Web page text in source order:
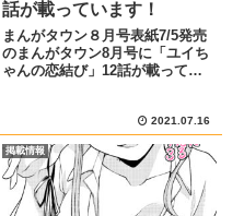
話が載っています！
まんがタウン８月号表紙7/5発売
のまんがタウン8月号に「ユイち
ゃんの恋結び」12話が載ってい
て自宅に招いたゆづきちゃんだっ
たが、恋の相談事があると勘違い
されてしまい…!? 告白の特...
2021.07.16
掲載情報